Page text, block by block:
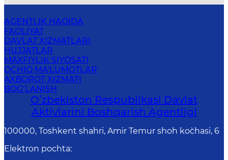
AGENTLIK HAQIDA
FAOLIYAT
DAVLAT XIZMATLARI
HUJJATLAR
MAXFIYLIK SIYOSATI
OCHIQ MA'LUMOTLAR
AXBOROT XIZMATI
BOG‘LANISH
Oʻzbekiston Respublikasi Davlat
Aktivlarini Boshqarish Agentligi
100000, Toshkent shahri, Amir Temur shoh ko`chasi, 6
Elektron pochta: